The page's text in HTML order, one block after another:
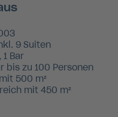
9 Suiten
Bar
bis zu 100 Personen
500 m²
mit 450 m²